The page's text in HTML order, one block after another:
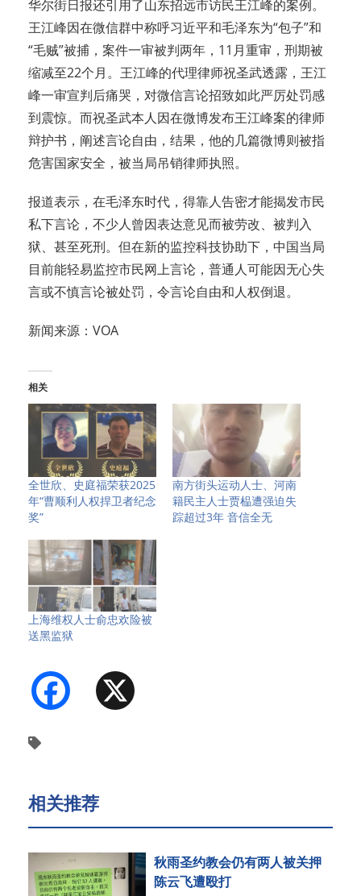
华尔街日报还引用了山东招远市访民王江峰的案例。
王江峰因在微信群中称呼习近平和毛泽东为“包子”和
“毛贼”被捕，案件一审被判两年，11月重审，刑期被
缩减至22个月。王江峰的代理律师祝圣武透露，王江
峰一审宣判后痛哭，对微信言论招致如此严厉处罚感
到震惊。而祝圣武本人因在微博发布王江峰案的律师
辩护书，阐述言论自由，结果，他的几篇微博则被指
危害国家安全，被当局吊销律师执照。
报道表示，在毛泽东时代，得靠人告密才能揭发市民
私下言论，不少人曾因表达意见而被劳改、被判入
狱、甚至死刑。但在新的监控科技协助下，中国当局
目前能轻易监控市民网上言论，普通人可能因无心失
言或不慎言论被处罚，令言论自由和人权倒退。
新闻来源：VOA
相关
全世欣、史庭福荣获2025
年“曹顺利人权捍卫者纪念
奖”
南方街头运动人士、河南
籍民主人士贾榀遭强迫失
踪超过3年 音信全无
上海维权人士俞忠欢险被
送黑监狱
Facebook
相关推荐
秋雨圣约教会仍有两人被关押
陈云飞遭殴打